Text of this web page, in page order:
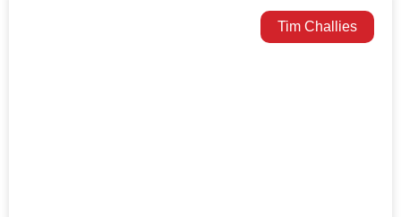
Tim Challies